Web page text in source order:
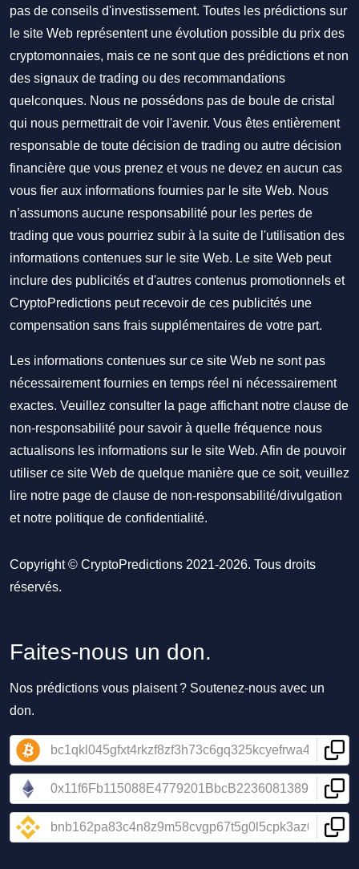
pas de conseils d'investissement. Toutes les prédictions sur
le site Web représentent une évolution possible du prix des
cryptomonnaies, mais ce ne sont que des prédictions et non
des signaux de trading ou des recommandations
quelconques. Nous ne possédons pas de boule de cristal
qui nous permettrait de voir l'avenir. Vous êtes entièrement
responsable de toute décision de trading ou autre décision
financière que vous prenez et vous ne devez en aucun cas
vous fier aux informations fournies par le site Web. Nous
n’assumons aucune responsabilité pour les pertes de
trading que vous pourriez subir à la suite de l'utilisation des
informations contenues sur le site Web. Le site Web peut
inclure des publicités et d'autres contenus promotionnels et
CryptoPredictions peut recevoir de ces publicités une
compensation sans frais supplémentaires de votre part.
Les informations contenues sur ce site Web ne sont pas
nécessairement fournies en temps réel ni nécessairement
exactes. Veuillez consulter la page affichant notre clause de
non-responsabilité pour savoir à quelle fréquence nous
actualisons les informations sur le site Web. Afin de pouvoir
utiliser ce site Web de quelque manière que ce soit, veuillez
lire notre page de clause de non-responsabilité/divulgation
et notre politique de confidentialité.
Copyright © CryptoPredictions 2021-2026. Tous droits
réservés.
Faites-nous un don.
Nos prédictions vous plaisent ? Soutenez-nous avec un
don.